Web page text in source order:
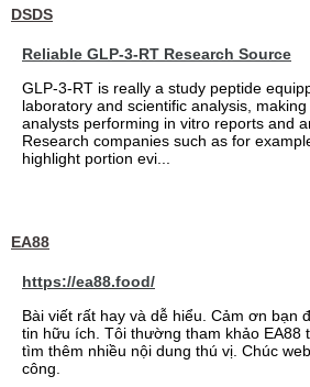
DSDS
Reliable GLP-3-RT Research Source
GLP-3-RT is really a study peptide
laboratory and scientific analysis,
analysts performing in vitro reports and
Research companies such as for
highlight portion evi...
EA88
https://ea88.food/
Bài viết rất hay và dễ hiểu. Cảm ơn bạn
tin hữu ích. Tôi thường tham khảo EA88
tìm thêm nhiều nội dung thú vị. Chúc
công.